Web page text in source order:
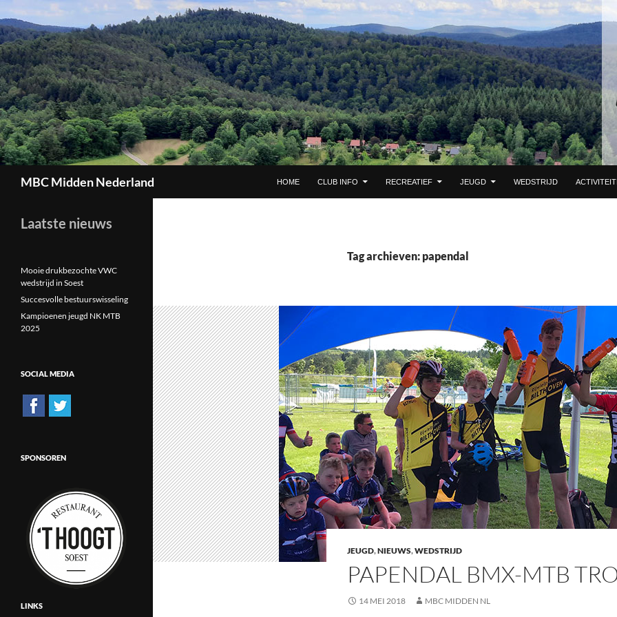
MBC Midden Nederland HOME CLUB INFO RECREATIEF JEUGD WEDSTRIJD
Tag archieven: papendal
JEUGD,NIEUWS,WEDSTRIJD
PAPENDAL BMX-MTB
14 MEI 2018 MBC MIDDEN NL
Laatste nieuws
Mooie drukbezochte VWC
wedstrijd in Soest
Succesvolle bestuurswisseling
Kampioenen jeugd NK MTB
2025
SOCIAL MEDIA
SPONSOREN
LINKS